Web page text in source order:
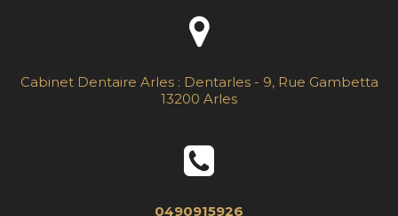
Cabinet Dentaire Arles : Dentarles - 9, Rue Gambetta
13200 Arles
0490915926